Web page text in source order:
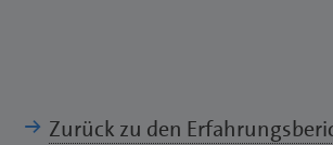
Zurück zu den